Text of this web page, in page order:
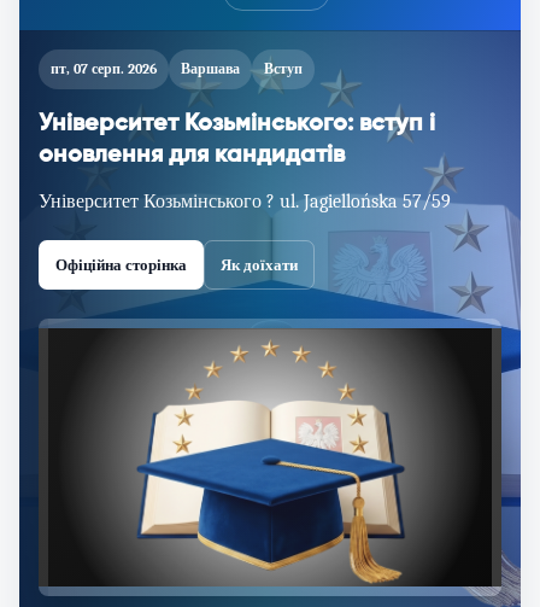
пт, 07 серп. 2026 Варшава Вступ
Університет Козьмінського: вступ і
оновлення для кандидатів
Університет Козьмінського ? ul. Jagiellońska 57/59
Офіційна сторінка Як доїхати